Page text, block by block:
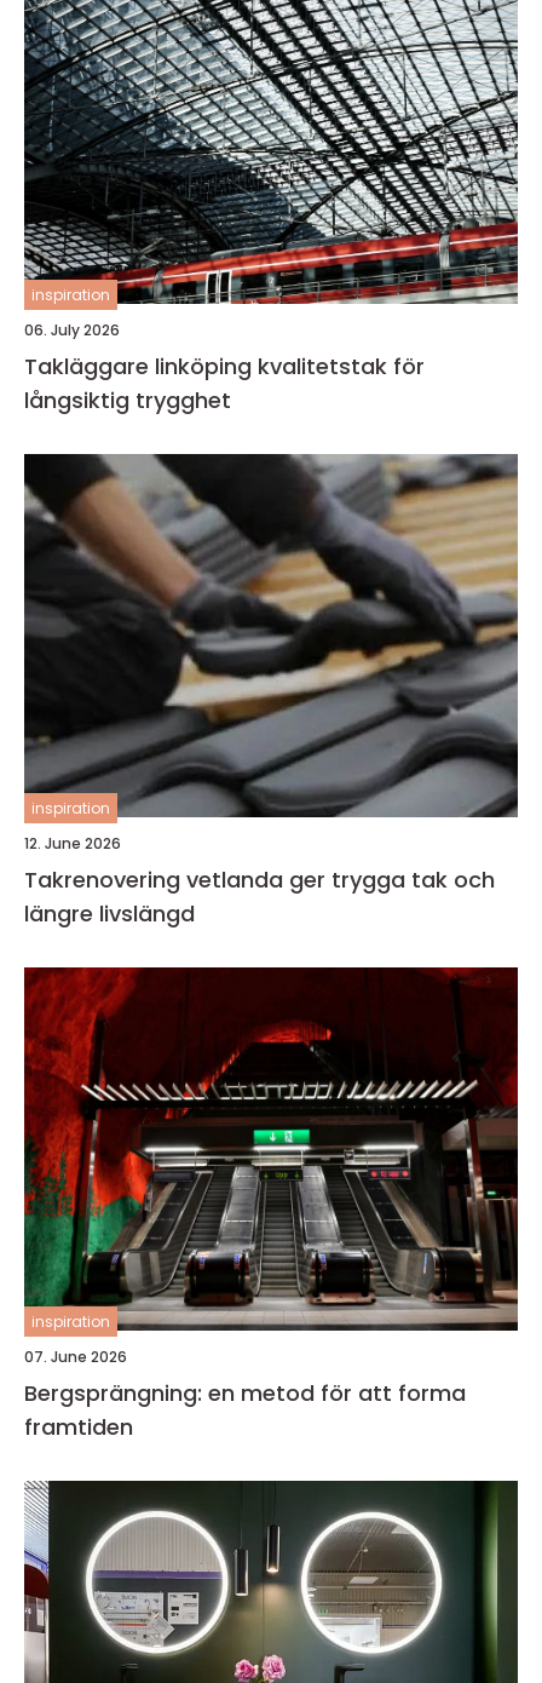
inspiration
06. July 2026
Takläggare linköping kvalitetstak för
långsiktig trygghet
inspiration
12. June 2026
Takrenovering vetlanda ger trygga tak och
längre livslängd
inspiration
07. June 2026
Bergsprängning: en metod för att forma
framtiden